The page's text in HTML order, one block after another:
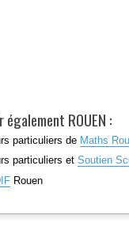
également ROUEN :
particuliers de Maths
particuliers et Soutien
Rouen